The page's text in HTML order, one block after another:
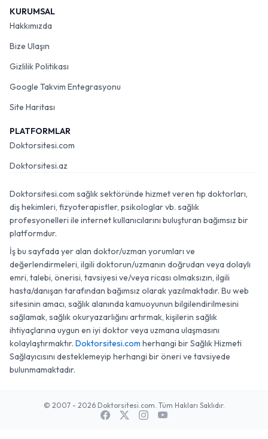
KURUMSAL
Hakkımızda
Bize Ulaşın
Gizlilik Politikası
Google Takvim Entegrasyonu
Site Haritası
PLATFORMLAR
Doktorsitesi.com
Doktorsitesi.az
Doktorsitesi.com sağlık sektöründe hizmet veren tıp doktorları,
diş hekimleri, fizyoterapistler, psikologlar vb. sağlık
profesyonelleri ile internet kullanıcılarını buluşturan bağımsız bir
platformdur.
İş bu sayfada yer alan doktor/uzman yorumları ve
değerlendirmeleri, ilgili doktorun/uzmanın doğrudan veya dolaylı
emri, talebi, önerisi, tavsiyesi ve/veya ricası olmaksızın, ilgili
hasta/danışan tarafından bağımsız olarak yazılmaktadır. Bu web
sitesinin amacı, sağlık alanında kamuoyunun bilgilendirilmesini
sağlamak, sağlık okuryazarlığını artırmak, kişilerin sağlık
ihtiyaçlarına uygun en iyi doktor veya uzmana ulaşmasını
kolaylaştırmaktır. Doktorsitesi.com herhangi bir Sağlık Hizmeti
Sağlayıcısını desteklemeyip herhangi bir öneri ve tavsiyede
bulunmamaktadır.
© 2007 - 2026 Doktorsitesi.com. Tüm Hakları Saklıdır.